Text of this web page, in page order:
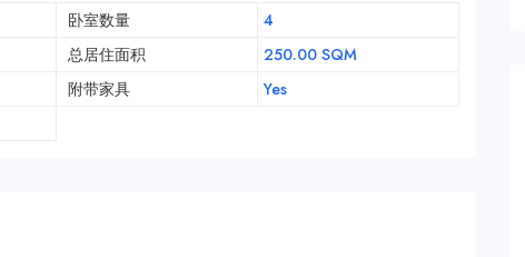
卧室数量
4
总居住面积
250.00 SQM
附带家具
Yes